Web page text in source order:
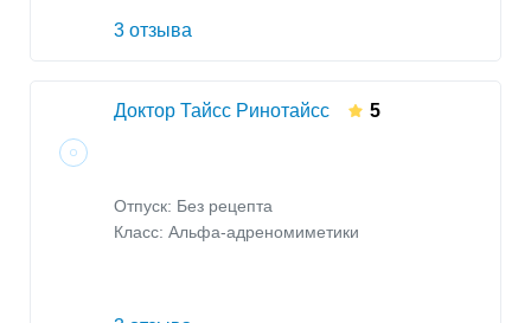
3 отзыва
Доктор Тайсс Ринотайсс 5
Отпуск: Без рецепта
Класс: Альфа-адреномиметики